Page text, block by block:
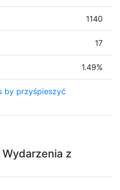
z
1140
17
1.49%
by przyśpieszyć